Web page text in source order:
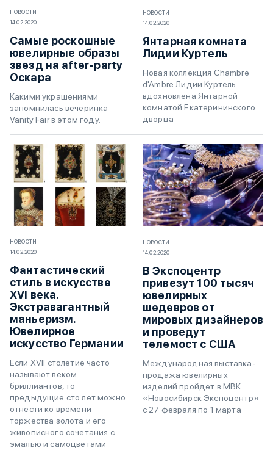
НОВОСТИ
14.02.2020
Самые роскошные
ювелирные образы
звезд на after-party
Оскара
Какими украшениями
запомнилась вечеринка
Vanity Fair в этом году.
НОВОСТИ
14.02.2020
Янтарная комната
Лидии Куртель
Новая коллекция Chambre
d'Ambre Лидии Куртель
вдохновлена Янтарной
комнатой Екатерининского
дворца
НОВОСТИ
14.02.2020
Фантастический
стиль в искусстве
XVI века.
Экстравагантный
маньеризм.
Ювелирное
искусство Германии
Если XVII столетие часто
называют веком
бриллиантов, то
предыдущие сто лет можно
отнести ко времени
торжества золота и его
живописного сочетания с
эмалью и самоцветами
НОВОСТИ
14.02.2020
В Экспоцентр
привезут 100 тысяч
ювелирных
шедевров от
мировых дизайнеров
и проведут
телемост с США
Международная выставка-
продажа ювелирных
изделий пройдет в МВК
«Новосибирск Экспоцентр»
с 27 февраля по 1 марта